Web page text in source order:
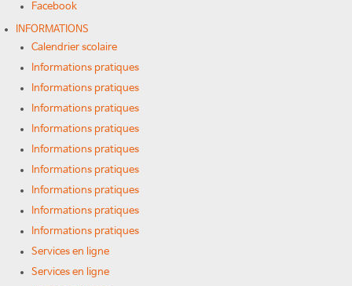
Facebook
INFORMATIONS
Calendrier scolaire
Informations pratiques
Informations pratiques
Informations pratiques
Informations pratiques
Informations pratiques
Informations pratiques
Informations pratiques
Informations pratiques
Informations pratiques
Services en ligne
Services en ligne